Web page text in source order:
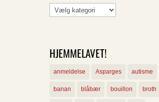
Kategorier
HJEMMELAVET!
anmeldelse Asparges autisme
banan blåbær bouillon broth